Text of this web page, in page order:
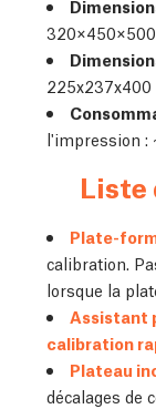
l'impression :
Plate-
calibration.
lorsque la
Assistant
calibration
Plateau
décalages de